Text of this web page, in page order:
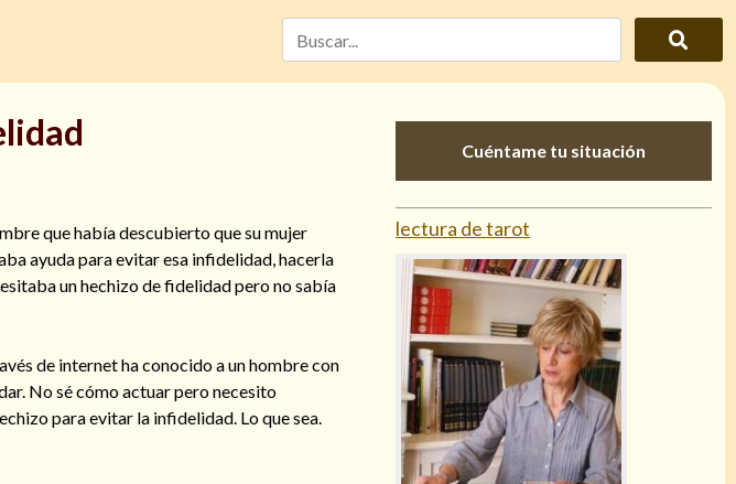
que había descubierto que su mujer
ayuda para evitar esa infidelidad, hacerla
un hechizo de fidelidad pero no sabía
de internet ha conocido a un hombre con
No sé cómo actuar pero necesito
para evitar la infidelidad. Lo que sea.
Cuéntame tu situación
lectura de tarot